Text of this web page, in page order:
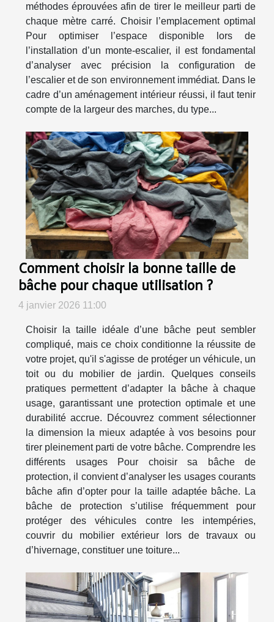
méthodes éprouvées afin de tirer le meilleur parti de
chaque mètre carré. Choisir l’emplacement optimal
Pour optimiser l’espace disponible lors de
l’installation d’un monte-escalier, il est fondamental
d’analyser avec précision la configuration de
l’escalier et de son environnement immédiat. Dans le
cadre d’un aménagement intérieur réussi, il faut tenir
compte de la largeur des marches, du type...
Comment choisir la bonne taille de
bâche pour chaque utilisation ?
4 janvier 2026 11:00
Choisir la taille idéale d’une bâche peut sembler
compliqué, mais ce choix conditionne la réussite de
votre projet, qu'il s'agisse de protéger un véhicule, un
toit ou du mobilier de jardin. Quelques conseils
pratiques permettent d’adapter la bâche à chaque
usage, garantissant une protection optimale et une
durabilité accrue. Découvrez comment sélectionner
la dimension la mieux adaptée à vos besoins pour
tirer pleinement parti de votre bâche. Comprendre les
différents usages Pour choisir sa bâche de
protection, il convient d’analyser les usages courants
bâche afin d’opter pour la taille adaptée bâche. La
bâche de protection s’utilise fréquemment pour
protéger des véhicules contre les intempéries,
couvrir du mobilier extérieur lors de travaux ou
d’hivernage, constituer une toiture...